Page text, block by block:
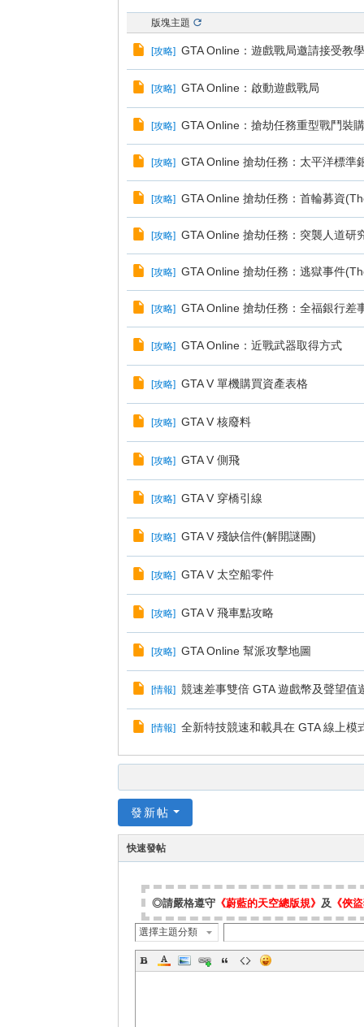
版塊主題
[攻略] GTA Online：遊戲戰局邀請接受教學
[攻略] GTA Online：啟動遊戲戰局
[攻略] GTA Online：搶劫任務重型戰鬥裝
[攻略] GTA Online 搶劫任務：太平洋標準
[攻略] GTA Online 搶劫任務：首輪募資
[攻略] GTA Online 搶劫任務：突襲人道
[攻略] GTA Online 搶劫任務：逃獄事件
[攻略] GTA Online 搶劫任務：全福銀行差
[攻略] GTA Online：近戰武器取得方式
[攻略] GTA V 單機購買資產表格
[攻略] GTA V 核廢料
[攻略] GTA V 側飛
[攻略] GTA V 穿橋引線
[攻略] GTA V 殘缺信件(解開謎團)
[攻略] GTA V 太空船零件
[攻略] GTA V 飛車點攻略
[攻略] GTA Online 幫派攻擊地圖
[情報] 競速差事雙倍 GTA 遊戲幣及聲望值
[情報] 全新特技競速和載具在 GTA 線上模
發新帖
快速發帖
◎請嚴格遵守 《蔚藍的天空總版規》 及 《俠
選擇主題分類